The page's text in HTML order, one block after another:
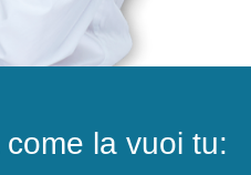
come la vuoi tu: